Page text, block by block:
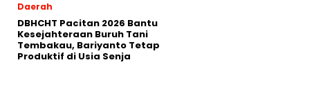
Daerah
DBHCHT Pacitan 2026 Bantu
Kesejahteraan Buruh Tani
Tembakau, Bariyanto Tetap
Produktif di Usia Senja